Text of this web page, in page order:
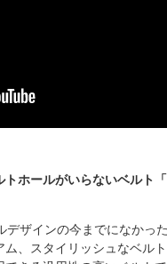
トホールがいらないベルト
ザインの今までになかっ
、スタイリッシュなベル